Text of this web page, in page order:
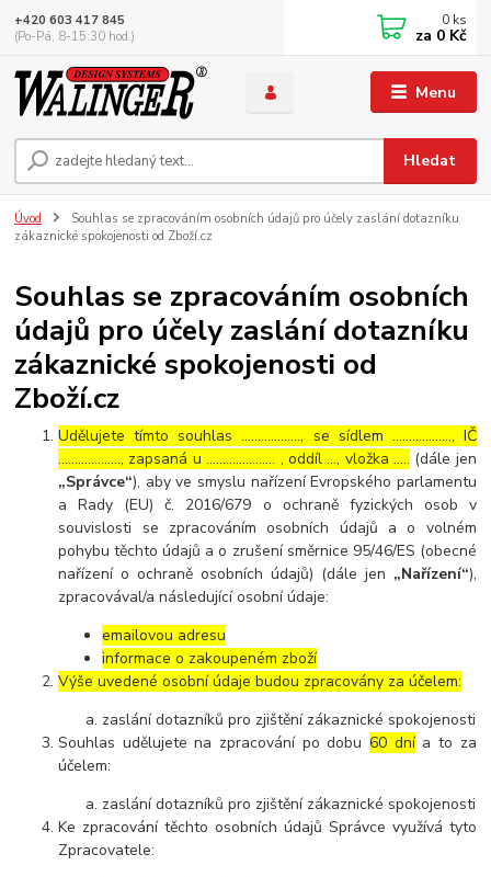
Menu
Hledat
+420 603 417 845
(Po-Pá, 8-15:30 hod.)
0 ks
za 0 Kč
Úvod
Souhlas se zpracováním osobních údajů pro účely zaslání dotazníku
zákaznické spokojenosti od Zboží.cz
Souhlas se zpracováním osobních
údajů pro účely zaslání dotazníku
zákaznické spokojenosti od
Zboží.cz
Udělujete tímto souhlas ……………..., se sídlem ………………, IČ
………………., zapsaná u ………………… , oddíl …, vložka ….. (dále jen
„Správce“), aby ve smyslu nařízení Evropského parlamentu
a Rady (EU) č. 2016/679 o ochraně fyzických osob v
souvislosti se zpracováním osobních údajů a o volném
pohybu těchto údajů a o zrušení směrnice 95/46/ES (obecné
nařízení o ochraně osobních údajů) (dále jen „Nařízení“),
zpracovával/a následující osobní údaje:
emailovou adresu
informace o zakoupeném zboží
Výše uvedené osobní údaje budou zpracovány za účelem:
zaslání dotazníků pro zjištění zákaznické spokojenosti
Souhlas udělujete na zpracování po dobu60 dnía to za
účelem:
zaslání dotazníků pro zjištění zákaznické spokojenosti
Ke zpracování těchto osobních údajů Správce využívá tyto
Zpracovatele: